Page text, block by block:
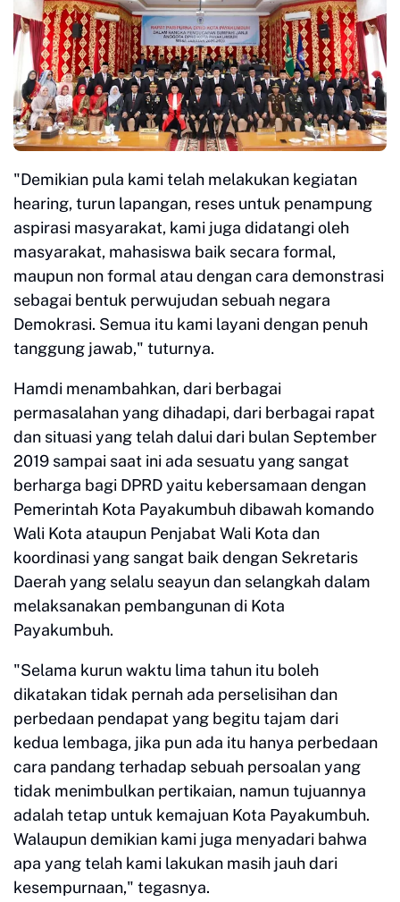
"Demikian pula kami telah melakukan kegiatan
hearing, turun lapangan, reses untuk penampung
aspirasi masyarakat, kami juga didatangi oleh
masyarakat, mahasiswa baik secara formal,
maupun non formal atau dengan cara demonstrasi
sebagai bentuk perwujudan sebuah negara
Demokrasi. Semua itu kami layani dengan penuh
tanggung jawab," tuturnya.
Hamdi menambahkan, dari berbagai
permasalahan yang dihadapi, dari berbagai rapat
dan situasi yang telah dalui dari bulan September
2019 sampai saat ini ada sesuatu yang sangat
berharga bagi DPRD yaitu kebersamaan dengan
Pemerintah Kota Payakumbuh dibawah komando
Wali Kota ataupun Penjabat Wali Kota dan
koordinasi yang sangat baik dengan Sekretaris
Daerah yang selalu seayun dan selangkah dalam
melaksanakan pembangunan di Kota
Payakumbuh.
"Selama kurun waktu lima tahun itu boleh
dikatakan tidak pernah ada perselisihan dan
perbedaan pendapat yang begitu tajam dari
kedua lembaga, jika pun ada itu hanya perbedaan
cara pandang terhadap sebuah persoalan yang
tidak menimbulkan pertikaian, namun tujuannya
adalah tetap untuk kemajuan Kota Payakumbuh.
Walaupun demikian kami juga menyadari bahwa
apa yang telah kami lakukan masih jauh dari
kesempurnaan," tegasnya.